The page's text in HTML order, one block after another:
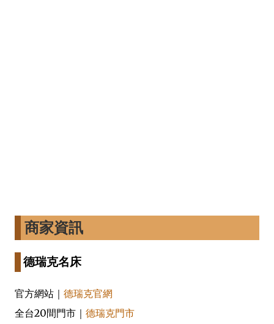
商家資訊
德瑞克名床
官方網站｜ 德瑞克官網
全台20間門市｜ 德瑞克門市